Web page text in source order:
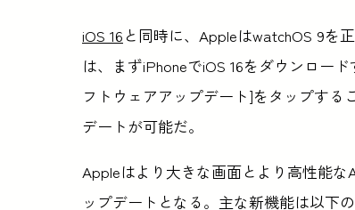
iOS 16 と同時に、AppleはwatchOS 9を
は、まずiPhoneでiOS 16をダウンロー
フトウェアアップデート]をタップする
デートが可能だ。
Appleはより大きな画面とより高性能
ップデートとなる。主な新機能は以下の